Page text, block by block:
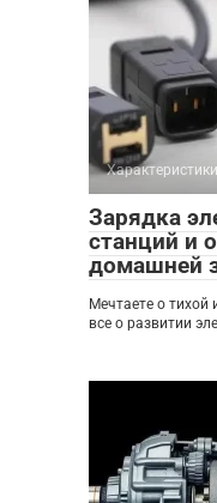
Характеристики
Зарядка
станций и
домашней
Мечтаете о тихой
все о развитии